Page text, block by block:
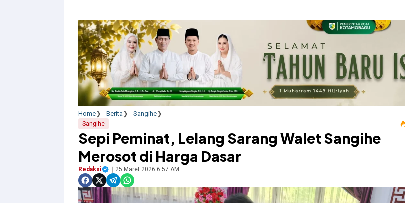
Home Berita Sangihe
Sangihe
Sepi Peminat, Lelang Sarang Walet Sangihe
Merosot di Harga Dasar
Redaksi 25 Maret 2026 6:57 AM